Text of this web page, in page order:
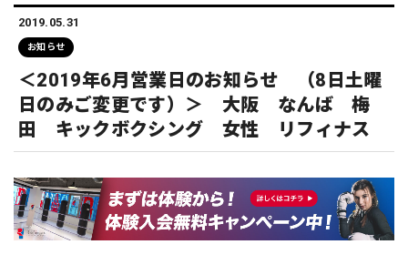
2019.05.31
お知らせ
＜2019年6月営業日のお知らせ （8日土曜
日のみご変更です）＞ 大阪 なんば 梅
田 キックボクシング 女性 リフィナス